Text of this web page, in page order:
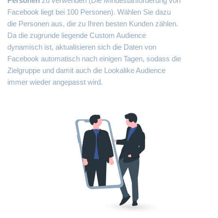
Facebook liegt bei 100 Personen). Wählen Sie dazu
die Personen aus, die zu Ihren besten Kunden zählen.
Da die zugrunde liegende Custom Audience
dynamisch ist, aktualisieren sich die Daten von
Facebook automatisch nach einigen Tagen, sodass die
Zielgruppe und damit auch die Lookalike Audience
immer wieder angepasst wird.